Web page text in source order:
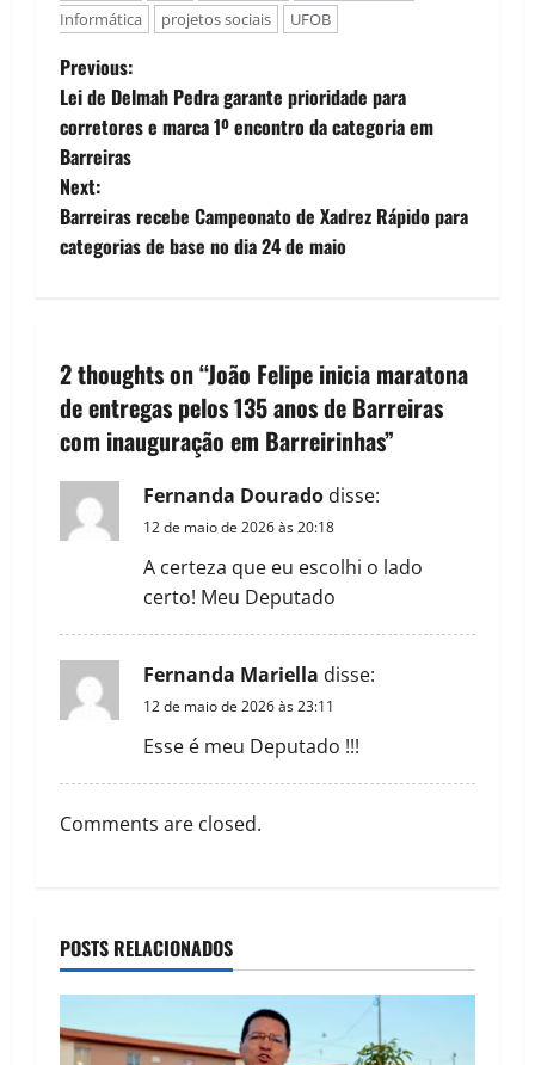
Informática projetos sociais UFOB
P
o
s
t
v
i
g
a
i
o
n
Previous:
Lei de Delmah Pedra garante prioridade para
corretores e marca 1º encontro da categoria em
Barreiras
Next:
Barreiras recebe Campeonato de Xadrez Rápido para
categorias de base no dia 24 de maio
2 thoughts on “João Felipe inicia maratona
de entregas pelos 135 anos de Barreiras
com inauguração em Barreirinhas”
Fernanda Dourado disse:
12 de maio de 2026 às 20:18
A certeza que eu escolhi o lado
certo! Meu Deputado
Fernanda Mariella disse:
12 de maio de 2026 às 23:11
Esse é meu Deputado !!!
Comments are closed.
POSTS RELACIONADOS